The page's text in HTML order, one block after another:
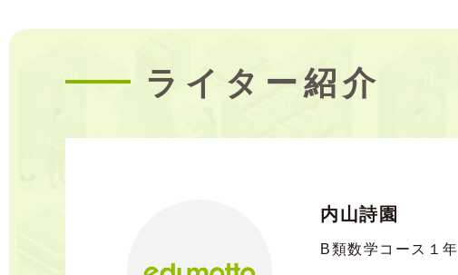
ライター紹介
内山詩園
B類数学コース１年